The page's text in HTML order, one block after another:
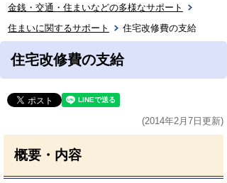
金銭・交通・住まいなどの多様なサポート
住まいに関するサポート
住宅改修費の支給
住宅改修費の支給
(2014年2月7日更新)
概要・内容